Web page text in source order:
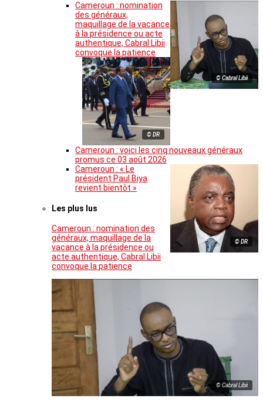
© Cabral Libii
Cameroun : nomination
des généraux,
maquillage de la vacance
à la présidence ou acte
authentique, Cabral Libii
convoque la patience
© DR
Cameroun : voici les cinq nouveaux généraux
promus ce 03 août 2026
© DR
Cameroun : « Le
président Paul Biya
revient bientôt »
Les plus lus
Cameroun : nomination des
généraux, maquillage de la
vacance à la présidence ou
acte authentique, Cabral Libii
convoque la patience
© Cabral Libii